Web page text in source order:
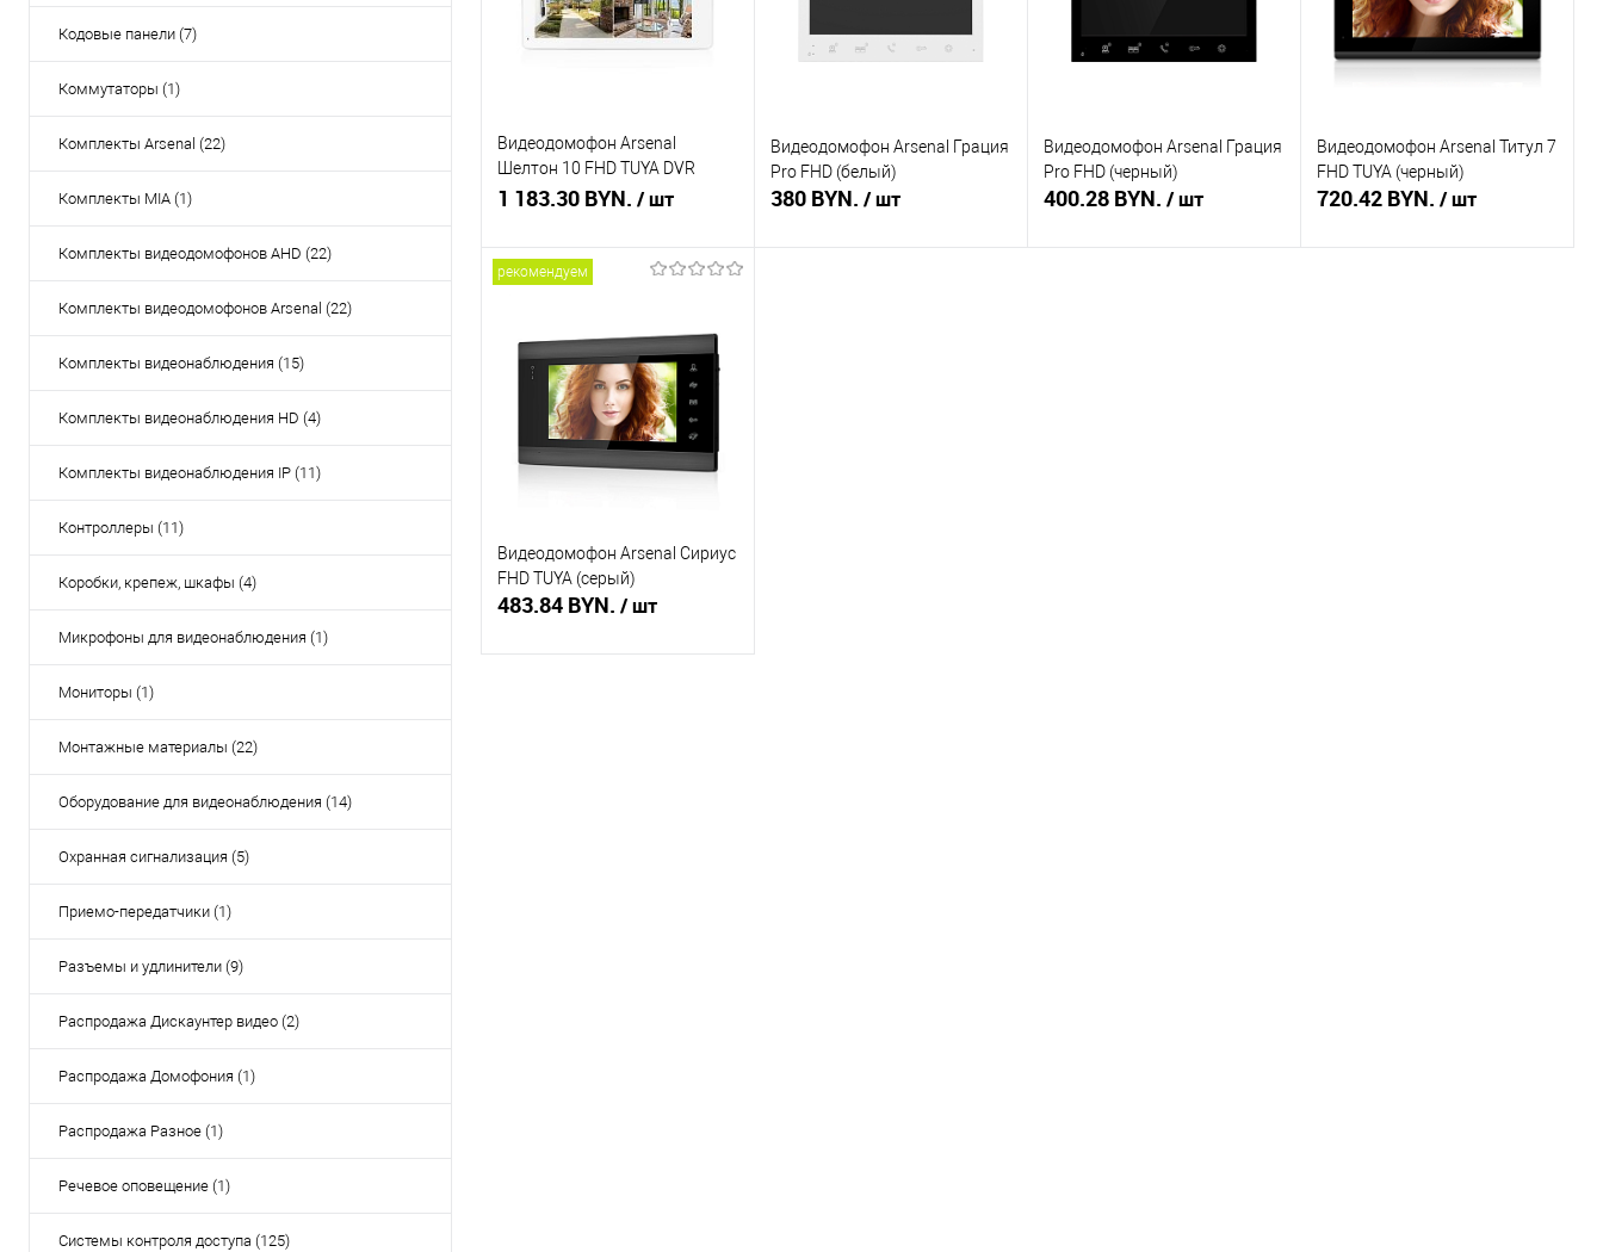
Кодовые панели (7)
Коммутаторы (1)
Комплекты Arsenal (22)
Комплекты MIA (1)
Комплекты видеодомофонов AHD (22)
Комплекты видеодомофонов Arsenal (22)
Комплекты видеонаблюдения (15)
Комплекты видеонаблюдения HD (4)
Комплекты видеонаблюдения IP (11)
Контроллеры (11)
Коробки, крепеж, шкафы (4)
Микрофоны для видеонаблюдения (1)
Мониторы (1)
Монтажные материалы (22)
Оборудование для видеонаблюдения (14)
Охранная сигнализация (5)
Приемо-передатчики (1)
Разъемы и удлинители (9)
Распродажа Дискаунтер видео (2)
Распродажа Домофония (1)
Распродажа Разное (1)
Речевое оповещение (1)
Системы контроля доступа (125)
Видеодомофон Arsenal
Шелтон 10 FHD TUYA DVR
(белый)
1 183.30 BYN. / шт
Купить в 1 клик
Сравнение
В избранное
Недоступно
Видеодомофон Arsenal Грация
Pro FHD (белый)
380 BYN. / шт
Видеодомофон Arsenal Грация
Pro FHD (черный)
400.28 BYN. / шт
Видеодомофон Arsenal Титул 7
FHD TUYA (черный)
720.42 BYN. / шт
рекомендуем
Видеодомофон Arsenal Сириус
FHD TUYA (серый)
483.84 BYN. / шт